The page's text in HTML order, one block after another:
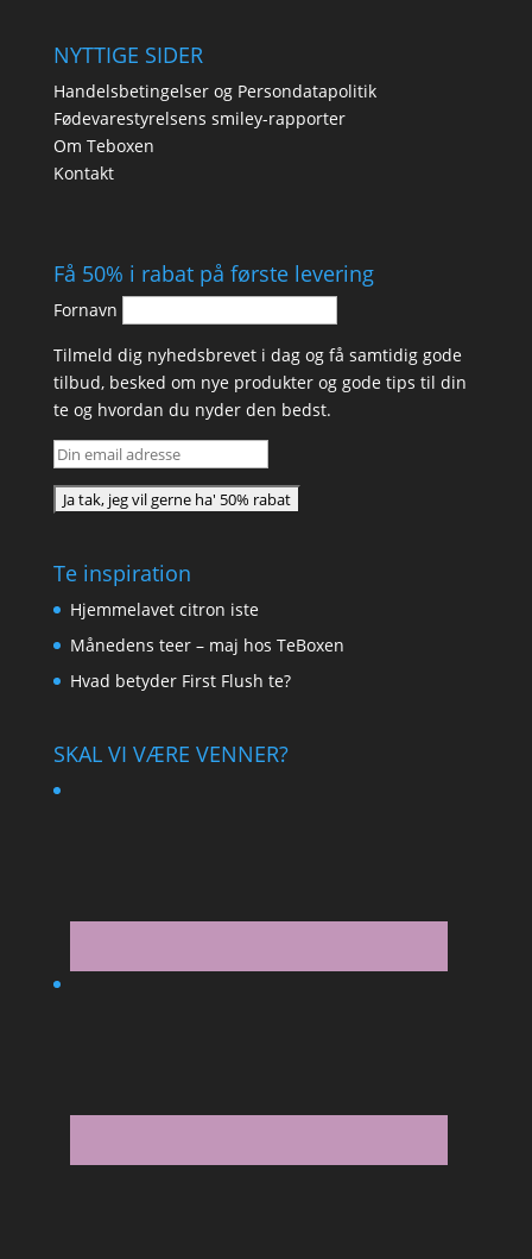
NYTTIGE SIDER
Handelsbetingelser og Persondatapolitik
Fødevarestyrelsens smiley-rapporter
Om Teboxen
Kontakt
Få 50% i rabat på første levering
Fornavn
Tilmeld dig nyhedsbrevet i dag og få samtidig gode
tilbud, besked om nye produkter og gode tips til din
te og hvordan du nyder den bedst.
Te inspiration
Hjemmelavet citron iste
Månedens teer – maj hos TeBoxen
Hvad betyder First Flush te?
SKAL VI VÆRE VENNER?